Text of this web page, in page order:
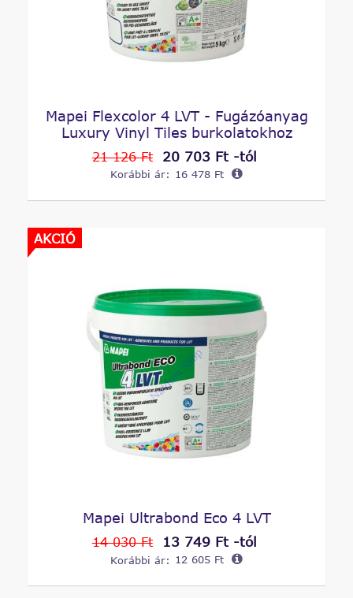
Mapei Flexcolor 4 LVT - Fugázóanyag
Luxury Vinyl Tiles burkolatokhoz
21 126 Ft 20 703 Ft -tól
Korábbi ár: 16 478 Ft
AKCIÓ
Mapei Ultrabond Eco 4 LVT
14 030 Ft 13 749 Ft -tól
Korábbi ár: 12 605 Ft